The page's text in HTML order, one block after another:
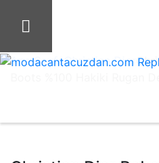
Ana SayfaChristian Dior